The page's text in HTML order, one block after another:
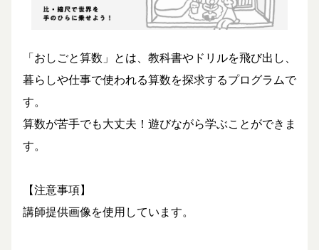
「おしごと算数」とは、教科書やドリルを飛び出し、
暮らしや仕事で使われる算数を探求するプログラムで
す。
算数が苦手でも大丈夫！遊びながら学ぶことができま
す。
【注意事項】
講師提供画像を使用しています。